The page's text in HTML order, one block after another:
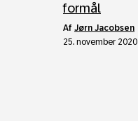
formål
af Jørn Jacobsen
25. november 2020